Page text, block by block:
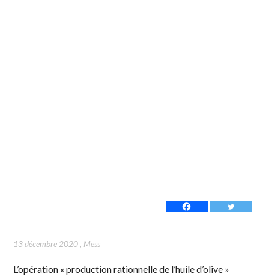
13 décembre 2020, Mess
L’opération « production rationnelle de l’huile d’olive »